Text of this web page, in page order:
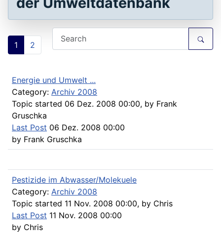
1 2
Energie und Umwelt ...
Category: Archiv 2008
Topic started 06 Dez. 2008 00:00, by Frank
Gruschka
Last Post 06 Dez. 2008 00:00
by Frank Gruschka
Pestizide im Abwasser/Molekuele
Category: Archiv 2008
Topic started 11 Nov. 2008 00:00, by Chris
Last Post 11 Nov. 2008 00:00
by Chris